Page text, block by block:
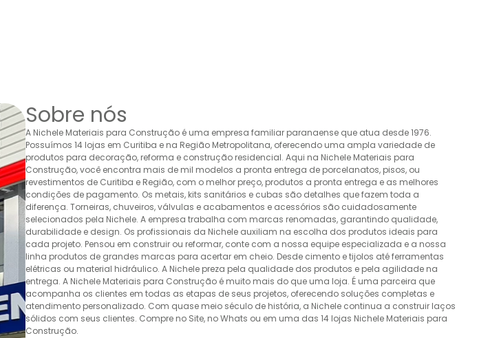
Sobre nós
A Nichele Materiais para Construção é uma empresa familiar paranaense que atua desde 1976.
Possuímos 14 lojas em Curitiba e na Região Metropolitana, oferecendo uma ampla variedade de
produtos para decoração, reforma e construção residencial. Aqui na Nichele Materiais para
Construção, você encontra mais de mil modelos a pronta entrega de porcelanatos, pisos, ou
revestimentos de Curitiba e Região, com o melhor preço, produtos a pronta entrega e as melhores
condições de pagamento. Os metais, kits sanitários e cubas são detalhes que fazem toda a
diferença. Torneiras, chuveiros, válvulas e acabamentos e acessórios são cuidadosamente
selecionados pela Nichele. A empresa trabalha com marcas renomadas, garantindo qualidade,
durabilidade e design. Os profissionais da Nichele auxiliam na escolha dos produtos ideais para
cada projeto. Pensou em construir ou reformar, conte com a nossa equipe especializada e a nossa
linha produtos de grandes marcas para acertar em cheio. Desde cimento e tijolos até ferramentas
elétricas ou material hidráulico. A Nichele preza pela qualidade dos produtos e pela agilidade na
entrega. A Nichele Materiais para Construção é muito mais do que uma loja. É uma parceira que
acompanha os clientes em todas as etapas de seus projetos, oferecendo soluções completas e
atendimento personalizado. Com quase meio século de história, a Nichele continua a construir laços
sólidos com seus clientes. Compre no Site, no Whats ou em uma das 14 lojas Nichele Materiais para
Construção.